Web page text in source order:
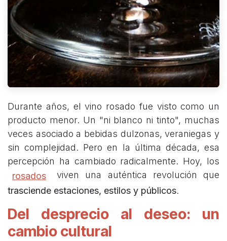
Durante años, el vino rosado fue visto como un
producto menor. Un "ni blanco ni tinto", muchas
veces asociado a bebidas dulzonas, veraniegas y
sin complejidad. Pero en la última década, esa
percepción ha cambiado radicalmente. Hoy, los
rosados
viven una auténtica revolución que
trasciende estaciones, estilos y públicos.
Del desprecio al deseo: un
cambio cultural